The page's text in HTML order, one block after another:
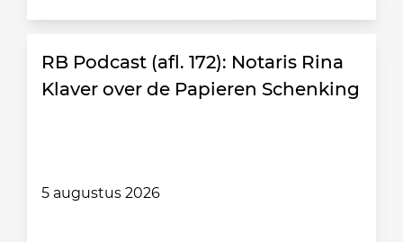
RB Podcast (afl. 172): Notaris Rina
Klaver over de Papieren Schenking
5 augustus 2026